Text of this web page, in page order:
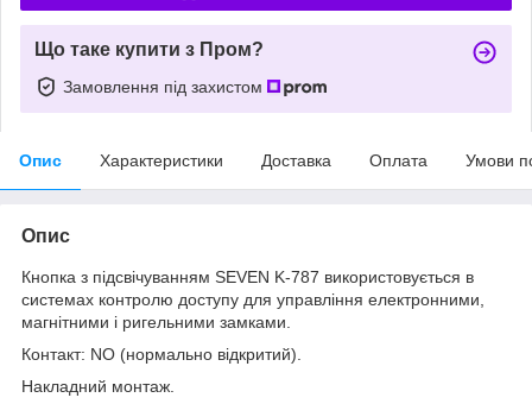
Що таке купити з Пром?
Замовлення під захистом
Опис Характеристики Доставка Оплата Умови
Опис
Кнопка з підсвічуванням SEVEN K-787 використовується в
системах контролю доступу для управління електронними,
магнітними і ригельними замками.
Контакт: NO (нормально відкритий).
Накладний монтаж.